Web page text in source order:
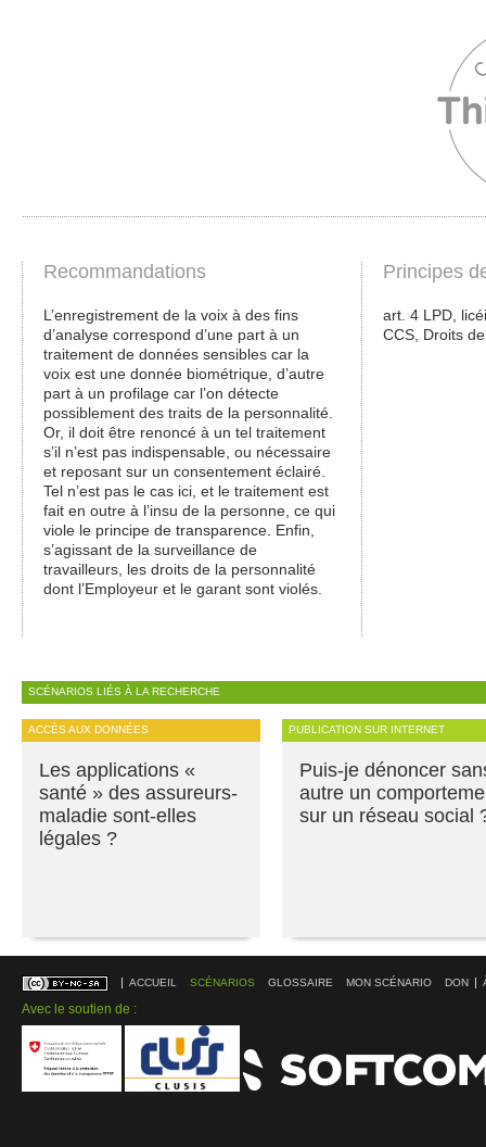
Recommandations
L’enregistrement de la voix à des fins
d’analyse correspond d’une part à un
traitement de données sensibles car la
voix est une donnée biométrique, d’autre
part à un profilage car l’on détecte
possiblement des traits de la personnalité.
Or, il doit être renoncé à un tel traitement
s’il n’est pas indispensable, ou nécessaire
et reposant sur un consentement éclairé.
Tel n’est pas le cas ici, et le traitement est
fait en outre à l’insu de la personne, ce qui
viole le principe de transparence. Enfin,
s’agissant de la surveillance de
travailleurs, les droits de la personnalité
dont l’Employeur et le garant sont violés.
Principes
art. 4 LPD,
CCS, Droits
SCÉNARIOS LIÉS À LA RECHERCHE
ACCÈS AUX DONNÉES
Les applications «
santé » des assureurs-
maladie sont-elles
légales ?
PUBLICATION SUR INTERNET
Puis-je dénoncer
autre un
sur un réseau social
ACCUEIL SCÉNARIOS GLOSSAIRE MON SCÉNARIO DON
Avec le soutien de :